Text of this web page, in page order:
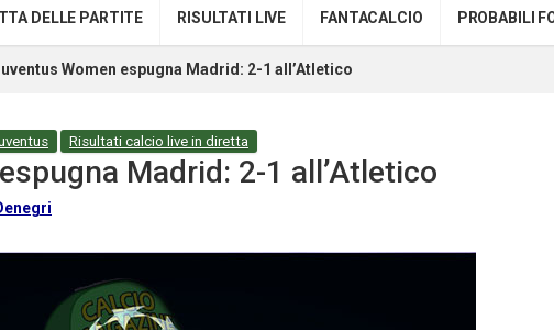
DELLE PARTITE RISULTATI LIVE FANTACALCIO PROBABILI
Women espugna Madrid: 2-1 all’Atletico
Risultati calcio live in diretta
Madrid: 2-1 all’Atletico